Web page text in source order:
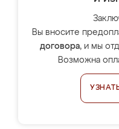
Вы вносите
договора, и мы
Возможна